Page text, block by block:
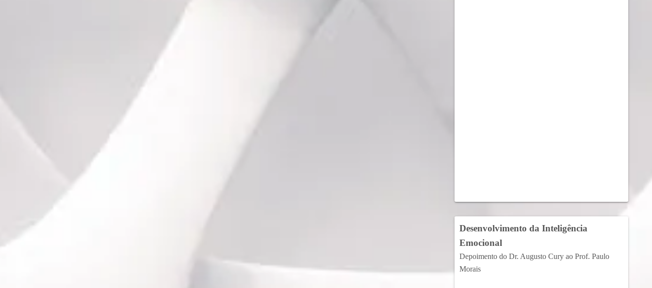
Desenvolvimento da Inteligência
Emocional
Depoimento do Dr. Augusto Cury ao Prof. Paulo
Morais